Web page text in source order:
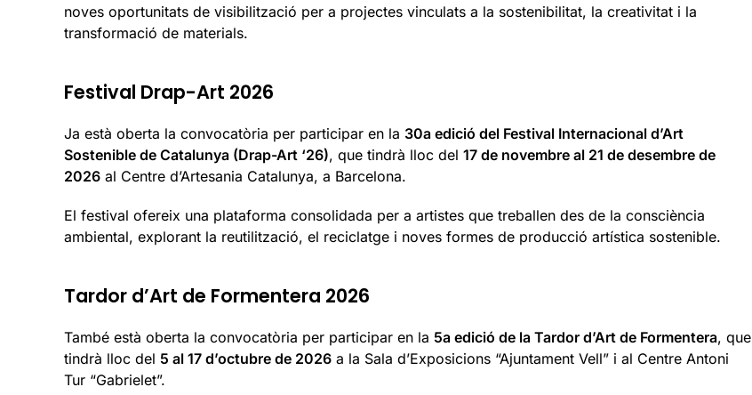
noves oportunitats de visibilització per a projectes vinculats a la sostenibilitat, la creativitat i la
transformació de materials.
Festival Drap-Art 2026
Ja està oberta la convocatòria per participar en la 30a edició del Festival Internacional d’Art
Sostenible de Catalunya (Drap-Art ‘26), que tindrà lloc del 17 de novembre al 21 de desembre de
2026 al Centre d’Artesania Catalunya, a Barcelona.
El festival ofereix una plataforma consolidada per a artistes que treballen des de la consciència
ambiental, explorant la reutilització, el reciclatge i noves formes de producció artística sostenible.
Tardor d’Art de Formentera 2026
També està oberta la convocatòria per participar en la 5a edició de la Tardor d’Art de Formentera, que
tindrà lloc del 5 al 17 d’octubre de 2026 a la Sala d’Exposicions “Ajuntament Vell” i al Centre Antoni
Tur “Gabrielet”.